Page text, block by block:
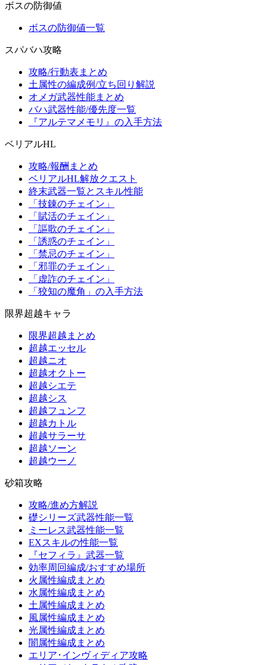
ボスの防御値
ボスの防御値一覧
スパバハ攻略
攻略/行動表まとめ
土属性の編成例/立ち回り解説
オメガ武器性能まとめ
バハ武器性能/優先度一覧
『アルテマメモリ』の入手方法
ベリアルHL
攻略/報酬まとめ
ベリアルHL解放クエスト
終末武器一覧とスキル性能
「技錬のチェイン」
「賦活のチェイン」
「謳歌のチェイン」
「誘惑のチェイン」
「禁忌のチェイン」
「邪罪のチェイン」
「虚詐のチェイン」
「狡知の魔角」の入手方法
限界超越キャラ
限界超越まとめ
超越エッセル
超越ニオ
超越オクトー
超越シエテ
超越シス
超越フュンフ
超越カトル
超越サラーサ
超越ソーン
超越ウーノ
砂箱攻略
攻略/進め方解説
礎シリーズ武器性能一覧
ミーレス武器性能一覧
EXスキルの性能一覧
『セフィラ』武器一覧
効率周回編成/おすすめ場所
火属性編成まとめ
水属性編成まとめ
土属性編成まとめ
風属性編成まとめ
光属性編成まとめ
闇属性編成まとめ
エリア･インヴィディア攻略